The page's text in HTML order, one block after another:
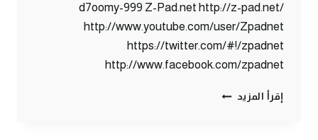
d7oomy-999 Z-Pad.net http://z-pad.net/
http://www.youtube.com/user/Zpadnet
https://twitter.com/#!/zpadnet
http://www.facebook.com/zpadnet
إقرأ المزيد ماين